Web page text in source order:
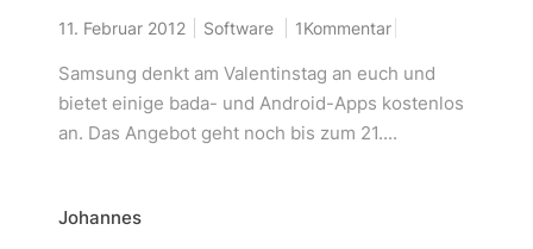
11. Februar 2012 Software 1Kommentar
Samsung denkt am Valentinstag an euch und
bietet einige bada- und Android-Apps kostenlos
an. Das Angebot geht noch bis zum 21....
Johannes